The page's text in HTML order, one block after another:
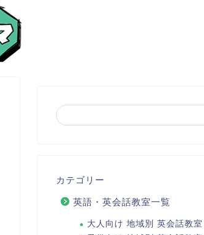
カテゴリー
英語・英会話教室一覧
大人向け 地域別 英会話教室